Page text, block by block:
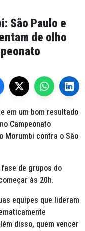
São Paulo e
de olho
em um bom resultado
Campeonato
Morumbi contra o São
fase de grupos do
às 20h.
equipes que lideram
disso, quem vencer